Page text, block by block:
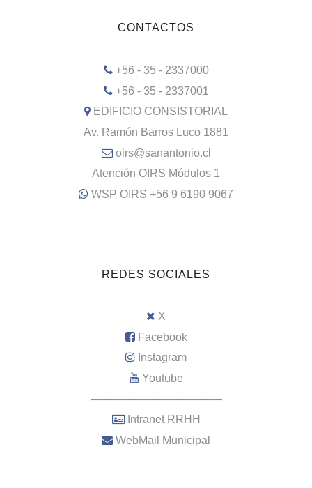
CONTACTOS
+56 - 35 - 2337000
+56 - 35 - 2337001
EDIFICIO CONSISTORIAL
Av. Ramón Barros Luco 1881
oirs@sanantonio.cl
Atención OIRS Módulos 1
WSP OIRS +56 9 6190 9067
REDES SOCIALES
X
Facebook
Instagram
Youtube
–––––––––––––––––––––
Intranet RRHH
WebMail Municipal